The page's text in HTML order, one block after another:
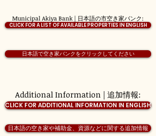
Additional Information | 追加情報:
Municipal Akiya Bank | 日本語の市空き家バンク:
日本語で空き家バンクをクリックしてください
CLICK FOR ADDITIONAL INFORMATION IN ENGLISH
CLICK FOR A LIST OF AVAILABLE PROPERTIES IN ENGLISH
日本語の空き家や補助金、資源などに関する追加情報